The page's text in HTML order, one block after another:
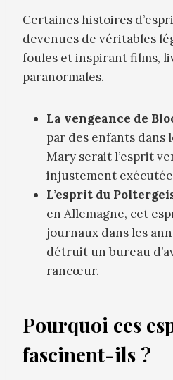
Certaines histoires
devenues de véritables
foules et inspirant films,
paranormales.
La vengeance de
par des enfants dans
Mary serait l’esprit
injustement
L’esprit du
en Allemagne, cet
journaux dans les
détruit un bureau
rancœur.
Pourquoi ces
fascinent-ils ?